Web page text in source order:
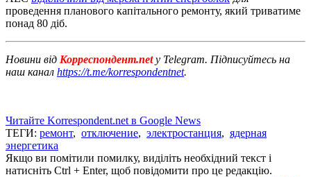
проведення планового капітального ремонту, який триватиме
понад 80 діб.
Новини від Корреспондент.netу Telegram. Підписуйтесь на
наш канал https://t.me/korrespondentnet.
Читайте Korrespondent.net в Google News
ТЕГИ: ремонт, отключение, электростанция, ядерная
энергетика
Якщо ви помітили помилку, виділіть необхідний текст і
натисніть Ctrl + Enter, щоб повідомити про це редакцію.